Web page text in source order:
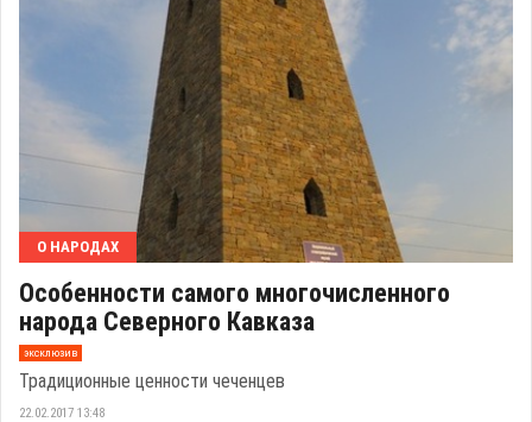
О НАРОДАХ
Особенности самого многочисленного
народа Северного Кавказа
эксклюзив
Традиционные ценности чеченцев
22.02.2017 13:48